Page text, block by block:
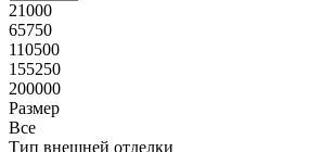
21000
65750
110500
155250
200000
Размер
Все
Тип внешней отделки